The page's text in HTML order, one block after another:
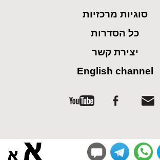
סוגיות מרכזיות
כל הסדרות
יצירת קשר
English channel